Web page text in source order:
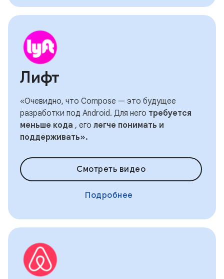
Лифт
«Очевидно, что Compose — это будущее
разработки под Android. Для него требуется
меньше кода , его легче понимать и
поддерживать».
Смотреть видео
Подробнее